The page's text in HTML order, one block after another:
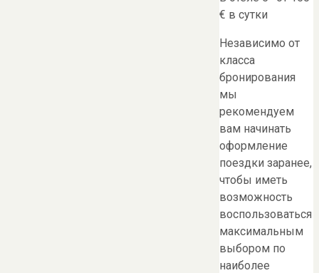
€ в сутки
Независимо от
класса
бронирования
мы
рекомендуем
вам начинать
оформление
поездки заранее,
чтобы иметь
возможность
воспользоваться
максимальным
выбором по
наиболее